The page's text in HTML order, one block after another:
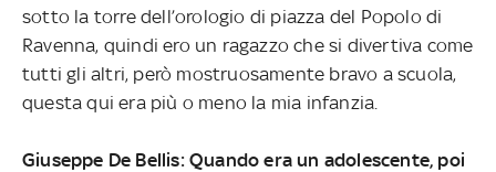
sotto la torre dell’orologio di piazza del Popolo di
Ravenna, quindi ero un ragazzo che si divertiva come
tutti gli altri, però mostruosamente bravo a scuola,
questa qui era più o meno la mia infanzia.
Giuseppe De Bellis: Quando era un adolescente, poi